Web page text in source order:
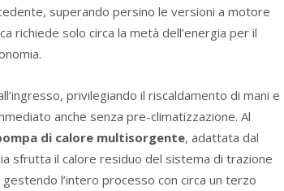
superando persino le versioni a motore
richiede solo circa la metà dell’energia per il
privilegiando il riscaldamento di mani e
anche senza pre-climatizzazione. Al
di calore multisorgente, adattata dal
sfrutta il calore residuo del sistema di trazione
l’intero processo con circa un terzo